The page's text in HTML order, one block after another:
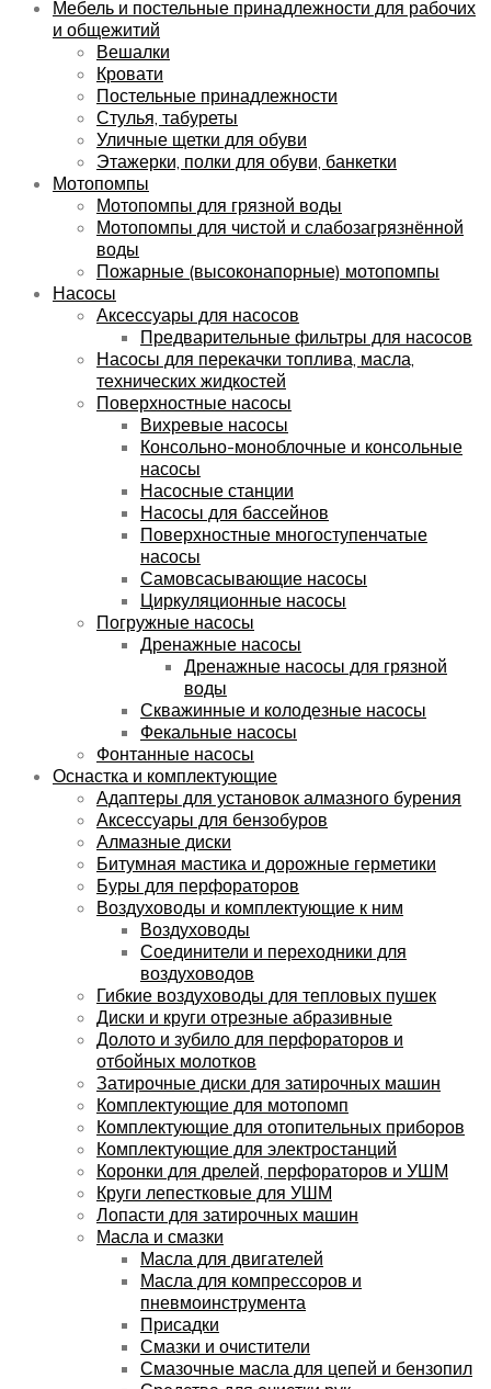
Мебель и постельные принадлежности для рабочих
и общежитий
Вешалки
Кровати
Постельные принадлежности
Стулья, табуреты
Уличные щетки для обуви
Этажерки, полки для обуви, банкетки
Мотопомпы
Мотопомпы для грязной воды
Мотопомпы для чистой и слабозагрязнённой
воды
Пожарные (высоконапорные) мотопомпы
Насосы
Аксессуары для насосов
Предварительные фильтры для насосов
Насосы для перекачки топлива, масла,
технических жидкостей
Поверхностные насосы
Вихревые насосы
Консольно-моноблочные и консольные
насосы
Насосные станции
Насосы для бассейнов
Поверхностные многоступенчатые
насосы
Самовсасывающие насосы
Циркуляционные насосы
Погружные насосы
Дренажные насосы
Дренажные насосы для грязной
воды
Скважинные и колодезные насосы
Фекальные насосы
Фонтанные насосы
Оснастка и комплектующие
Адаптеры для установок алмазного бурения
Аксессуары для бензобуров
Алмазные диски
Битумная мастика и дорожные герметики
Буры для перфораторов
Воздуховоды и комплектующие к ним
Воздуховоды
Соединители и переходники для
воздуховодов
Гибкие воздуховоды для тепловых пушек
Диски и круги отрезные абразивные
Долото и зубило для перфораторов и
отбойных молотков
Затирочные диски для затирочных машин
Комплектующие для мотопомп
Комплектующие для отопительных приборов
Комплектующие для электростанций
Коронки для дрелей, перфораторов и УШМ
Круги лепестковые для УШМ
Лопасти для затирочных машин
Масла и смазки
Масла для двигателей
Масла для компрессоров и
пневмоинструмента
Присадки
Смазки и очистители
Смазочные масла для цепей и бензопил